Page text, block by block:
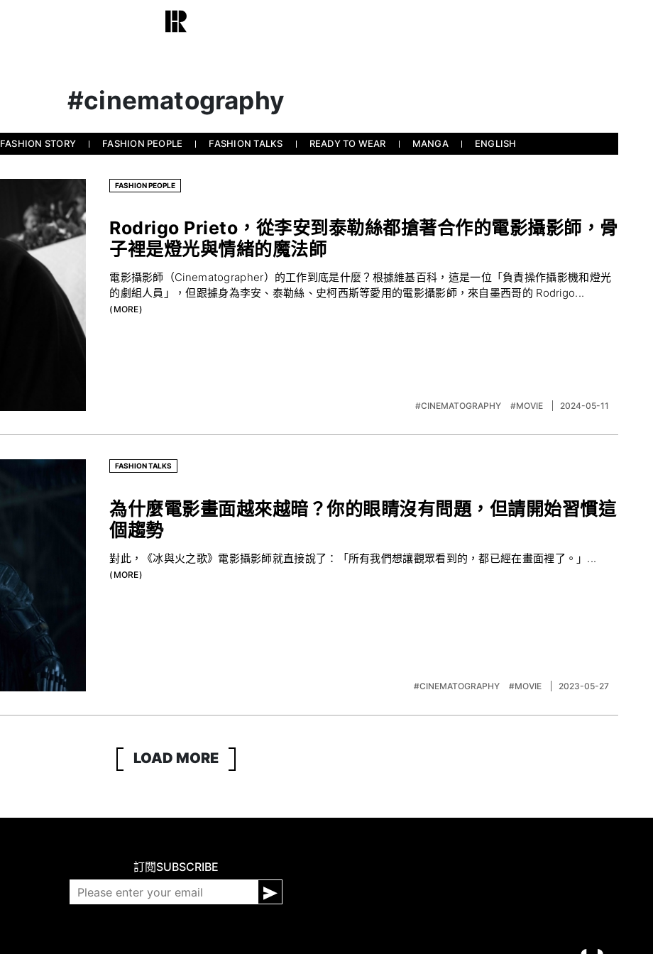
#cinematography
FASHION STORY FASHION PEOPLE FASHION TALKS READY TO WEAR MANGA ENGLISH
FASHION PEOPLE
Rodrigo Prieto，從李安到泰勒絲都搶著合作的電影攝影師，骨
子裡是燈光與情緒的魔法師
電影攝影師（Cinematographer）的工作到底是什麼？根據維基百科，這是一位「負責操作攝影機和燈光
的劇組人員」，但跟據身為李安、泰勒絲、史柯西斯等愛用的電影攝影師，來自墨西哥的 Rodrigo...
#CINEMATOGRAPHY #MOVIE 2024-05-11
FASHION TALKS
為什麼電影畫面越來越暗？你的眼睛沒有問題，但請開始習慣這
個趨勢
對此，《冰與火之歌》電影攝影師就直接說了：「所有我們想讓觀眾看到的，都已經在畫面裡了。」...
#CINEMATOGRAPHY #MOVIE 2023-05-27
LOAD MORE
訂閱SUBSCRIBE